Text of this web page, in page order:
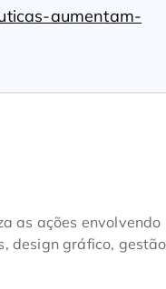
aumentam-
as ações envolvendo
design gráfico,